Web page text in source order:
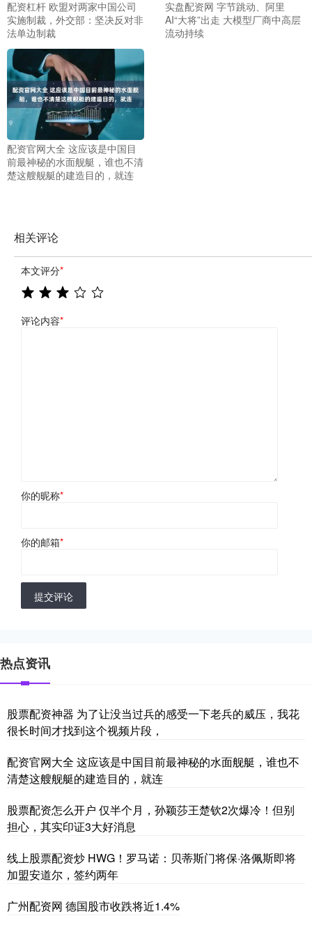
配资杠杆 欧盟对两家中国公司
实施制裁，外交部：坚决反对非
法单边制裁
实盘配资网 字节跳动、阿里
AI“大将”出走 大模型厂商中高层
流动持续
配资官网大全 这应该是中国目
前最神秘的水面舰艇，谁也不清
楚这艘舰艇的建造目的，就连
相关评论
本文评分*
评论内容*
你的昵称*
你的邮箱*
提交评论
热点资讯
股票配资神器 为了让没当过兵的感受一下老兵的威压，我花
很长时间才找到这个视频片段，
配资官网大全 这应该是中国目前最神秘的水面舰艇，谁也不
清楚这艘舰艇的建造目的，就连
股票配资怎么开户 仅半个月，孙颖莎王楚钦2次爆冷！但别
担心，其实印证3大好消息
线上股票配资炒 HWG！罗马诺：贝蒂斯门将保·洛佩斯即将
加盟安道尔，签约两年
广州配资网 德国股市收跌将近1.4%